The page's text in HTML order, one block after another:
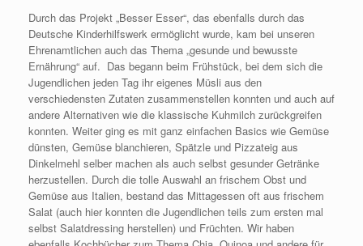
Durch das Projekt „Besser Esser“, das ebenfalls durch das
Deutsche Kinderhilfswerk ermöglicht wurde, kam bei unseren
Ehrenamtlichen auch das Thema „gesunde und bewusste
Ernährung“ auf. Das begann beim Frühstück, bei dem sich die
Jugendlichen jeden Tag ihr eigenes Müsli aus den
verschiedensten Zutaten zusammenstellen konnten und auch auf
andere Alternativen wie die klassische Kuhmilch zurückgreifen
konnten. Weiter ging es mit ganz einfachen Basics wie Gemüse
dünsten, Gemüse blanchieren, Spätzle und Pizzateig aus
Dinkelmehl selber machen als auch selbst gesunder Getränke
herzustellen. Durch die tolle Auswahl an frischem Obst und
Gemüse aus Italien, bestand das Mittagessen oft aus frischem
Salat (auch hier konnten die Jugendlichen teils zum ersten mal
selbst Salatdressing herstellen) und Früchten. Wir haben